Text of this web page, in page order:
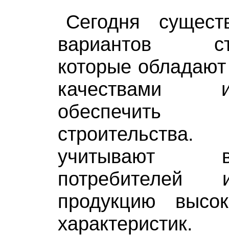
Сегодня
вариантов
которые
качествами
обеспечить
строительства.
учитывают
потребителей
продукцию
характеристик.